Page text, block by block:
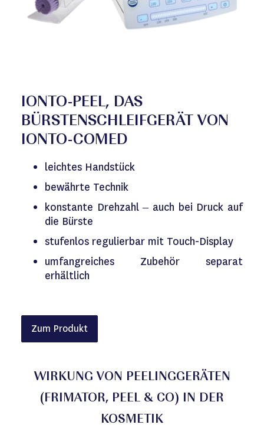
IONTO-PEEL, DAS
BÜRSTENSCHLEIFGERÄT VON
IONTO-COMED
leichtes Handstück
bewährte Technik
konstante Drehzahl – auch bei Druck auf
die Bürste
stufenlos regulierbar mit Touch-Display
umfangreiches Zubehör separat
erhältlich
Zum Produkt
WIRKUNG VON PEELINGGERÄTEN
(FRIMATOR, PEEL & CO) IN DER
KOSMETIK